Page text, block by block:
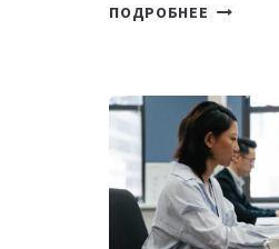
ПОДРОБНЕЕ
НОВЫЕ
ПО